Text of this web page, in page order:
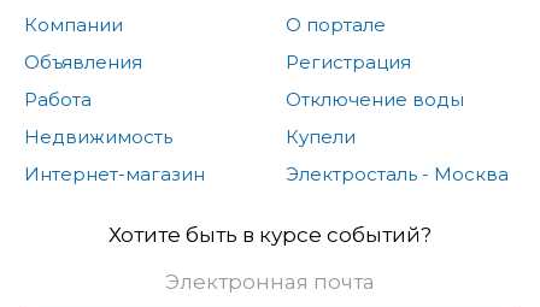
Компании
Объявления
Работа
Недвижимость
Интернет-магазин
О портале
Регистрация
Отключение воды
Купели
Электросталь - Москва
Хотите быть в курсе событий?